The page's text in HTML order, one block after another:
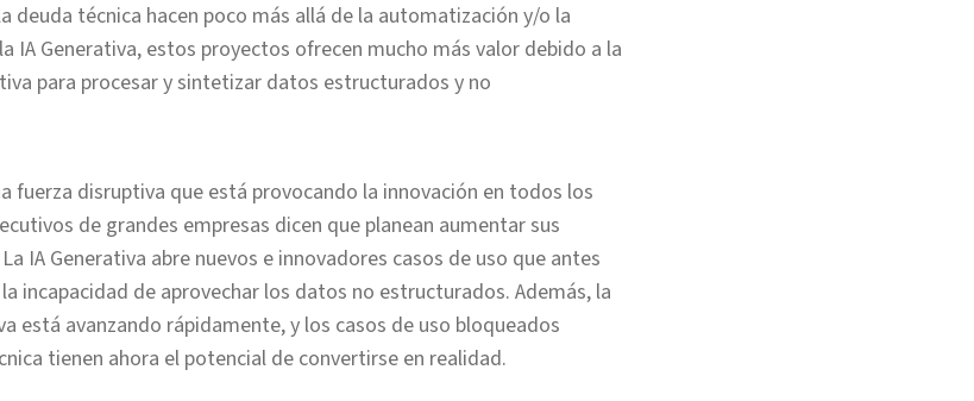
deuda técnica hacen poco más allá de la automatización y/o la
IA Generativa, estos proyectos ofrecen mucho más valor debido a la
para procesar y sintetizar datos estructurados y no
fuerza disruptiva que está provocando la innovación en todos los
de grandes empresas dicen que planean aumentar sus
IA Generativa abre nuevos e innovadores casos de uso que antes
incapacidad de aprovechar los datos no estructurados. Además, la
está avanzando rápidamente, y los casos de uso bloqueados
tienen ahora el potencial de convertirse en realidad.